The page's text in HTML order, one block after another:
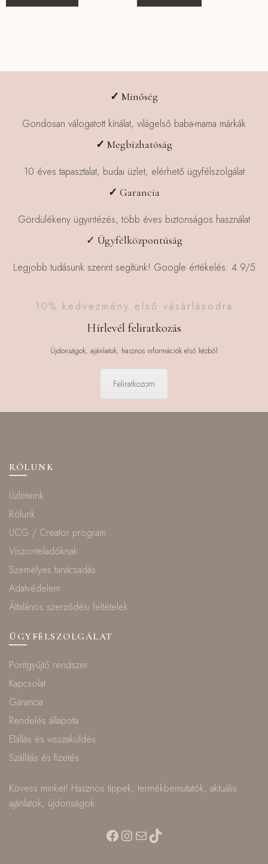
✓ Minőség
Gondosan válogatott kínálat, világelső baba-mama márkák
✓ Megbízhatóság
10 éves tapasztalat, budai üzlet, elérhető ügyfélszolgálat
✓ Garancia
Gördülékeny ügyintézés, több éves biztonságos használat
✓ Ügyfélközpontúság
Legjobb tudásunk szerint segítünk! Google értékelés: 4.9/5
10% kedvezmény első vásárlásodra
Hírlevél feliratkozás
Újdonságok, ajánlatok, hasznos információk első kézből
Feliratkozom
RÓLUNK
Üzleteink
Rólunk
UCG / Creator program
Viszonteladóknak
Személyes tanácsadás
Adatvédelem
Általános szerződési feltételek
ÜGYFÉLSZOLGÁLAT
Pontgyűjtő rendszer
Kapcsolat
Garancia
Rendelés állapota
Elállás és visszaküldés
Szállítás és fizetés
Kövess minket! Hasznos tippek, termékbemutatók, aktuális
ajánlatok, újdonságok:
Facebook
Instagram
MailTikTok